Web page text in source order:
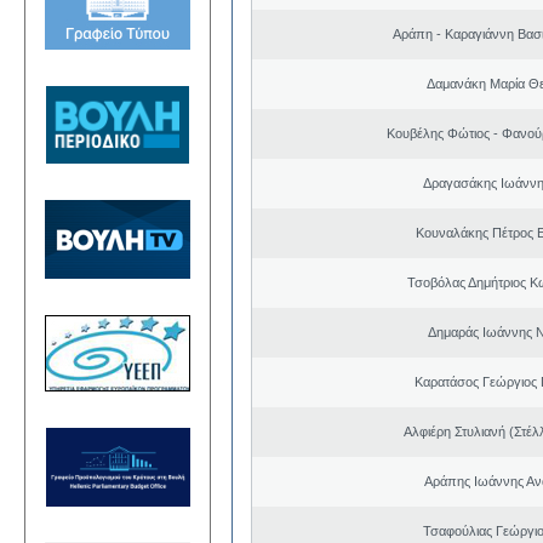
Αράπη - Καραγιάννη
Δαμανάκη Μαρία
Κουβέλης Φώτιος -
Δραγασάκης
Κουναλάκης Πέτρος
Τσοβόλας Δημήτριος
Δημαράς Ιωάννης
Καρατάσος Γεώργιος
Αλφιέρη Στυλιανή
Αράπης Ιωάννης
Τσαφούλιας